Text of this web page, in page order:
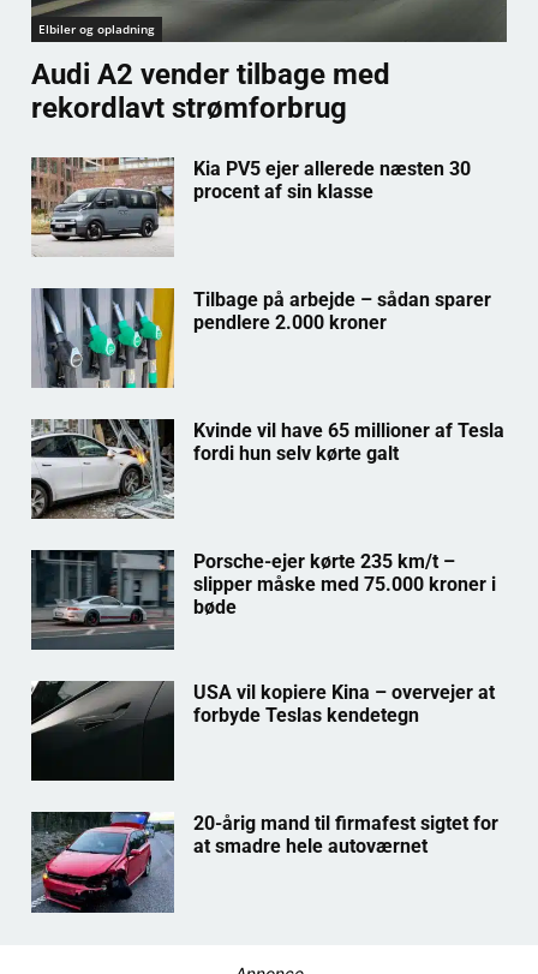
Elbiler og opladning
Audi A2 vender tilbage med
rekordlavt strømforbrug
Kia PV5 ejer allerede næsten 30
procent af sin klasse
Tilbage på arbejde – sådan sparer
pendlere 2.000 kroner
Kvinde vil have 65 millioner af Tesla
fordi hun selv kørte galt
Porsche-ejer kørte 235 km/t –
slipper måske med 75.000 kroner i
bøde
USA vil kopiere Kina – overvejer at
forbyde Teslas kendetegn
20-årig mand til firmafest sigtet for
at smadre hele autoværnet